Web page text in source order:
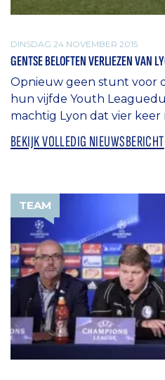
DINSDAG 24 NOVEMBER 2015
GENTSE BELOFTEN VERLIEZEN VAN
Opnieuw geen stunt voor
hun vijfde Youth
machtig Lyon dat vier keer
BEKIJK VOLLEDIG NIEUWSBERICHT
TEAM